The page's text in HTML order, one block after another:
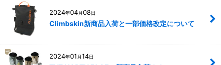
2024年04月08日
Climbskin新商品入荷と一部価格改定について
2024年01 月14日